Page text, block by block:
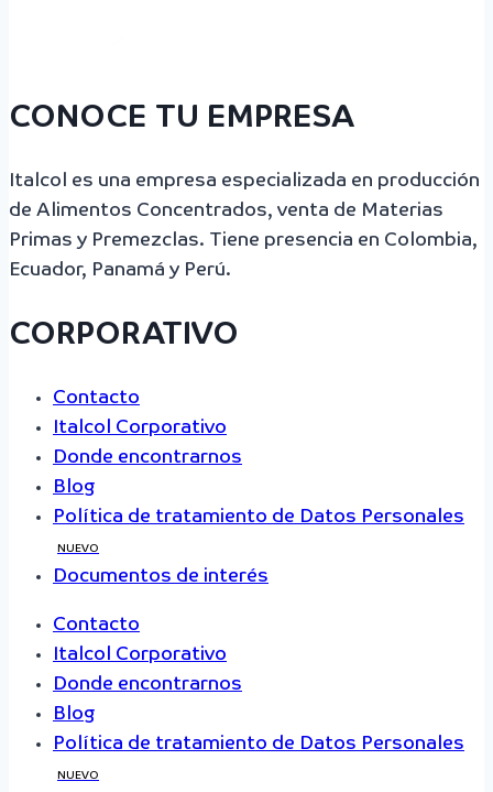
CONOCE TU EMPRESA
Italcol es una empresa especializada en producción
de Alimentos Concentrados, venta de Materias
Primas y Premezclas. Tiene presencia en Colombia,
Ecuador, Panamá y Perú.
CORPORATIVO
Contacto
Italcol Corporativo
Donde encontrarnos
Blog
Política de tratamiento de Datos Personales
NUEVO
Documentos de interés
Contacto
Italcol Corporativo
Donde encontrarnos
Blog
Política de tratamiento de Datos Personales
NUEVO